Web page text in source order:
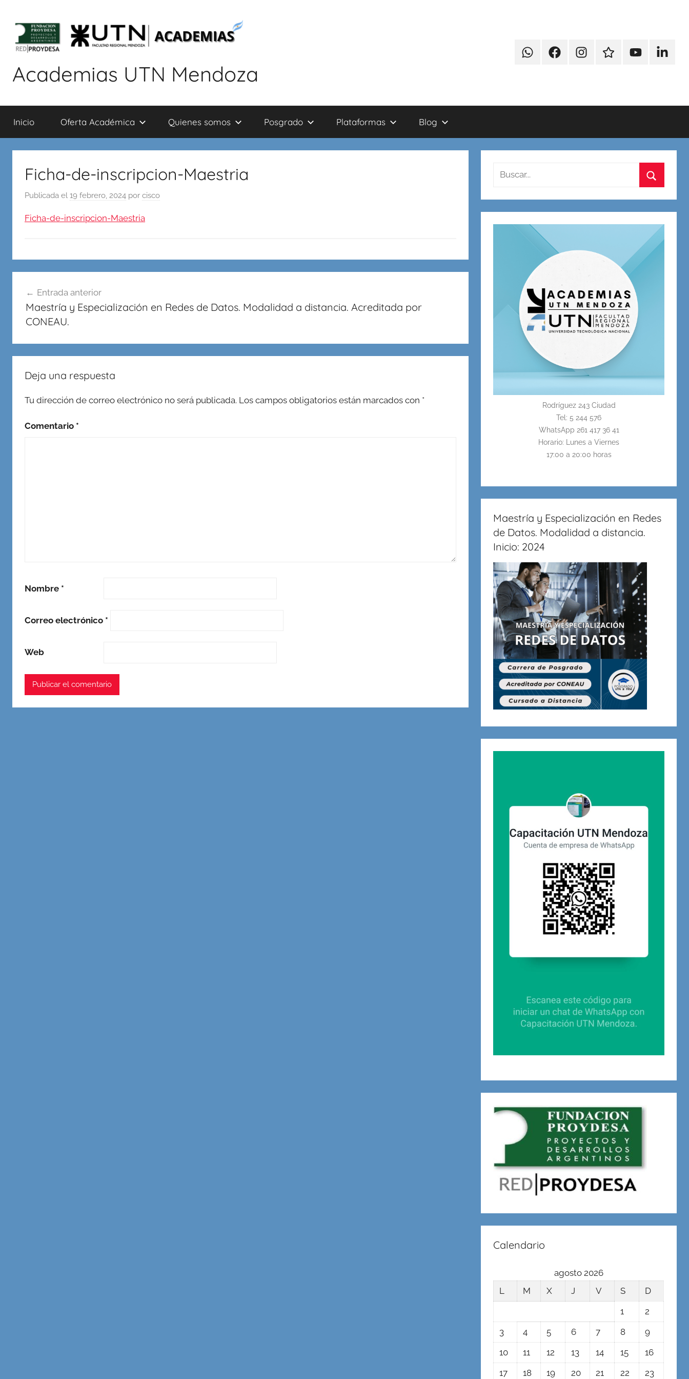
contenido
Academias UTN Mendoza
de
capacitación
Programación,
Datos,
Virtualidad
WhatsAppFaccebookInstagramContactoYoutube
Inicio Oferta Académica Quienes somos Posgrado Plataformas Blog
Ficha-de-inscripcion-Maestria
Publicada el 19 febrero, 2024 por cisco
Ficha-de-inscripcion-Maestria
de
entradas
Entrada anterior
Maestría y Especialización en Redes de Datos. Modalidad a distancia. Acreditada por
CONEAU.
Deja una respuesta
Tu dirección de correo electrónico no será publicada. Los campos obligatorios están marcados con *
Comentario *
Nombre *
Correo electrónico *
Web
Buscar:
Rodríguez 243 Ciudad
Tel: 5 244 576
WhatsApp 261 417 36 41
Horario: Lunes a Viernes
17:00 a 20:00 horas
Maestría y Especialización en Redes
de Datos. Modalidad a distancia.
Inicio: 2024
Calendario
agosto 2026
L
M X J V S
D
1
2
3
4 5 6 7 8
9
10
11 12 13 14 15
16
17
18 19 20 21 22 23